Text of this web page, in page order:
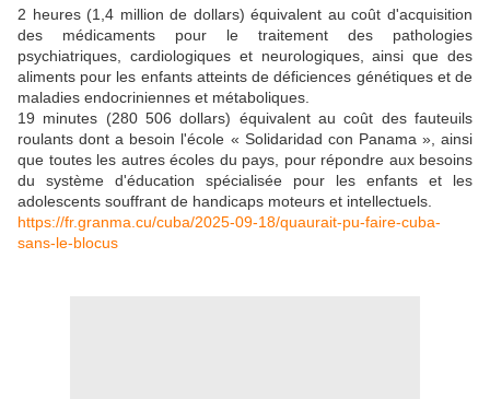
2 heures (1,4 million de dollars) équivalent au coût d'acquisition
des médicaments pour le traitement des pathologies
psychiatriques, cardiologiques et neurologiques, ainsi que des
aliments pour les enfants atteints de déficiences génétiques et de
maladies endocriniennes et métaboliques.
19 minutes (280 506 dollars) équivalent au coût des fauteuils
roulants dont a besoin l'école « Solidaridad con Panama », ainsi
que toutes les autres écoles du pays, pour répondre aux besoins
du système d'éducation spécialisée pour les enfants et les
adolescents souffrant de handicaps moteurs et intellectuels.
https://fr.granma.cu/cuba/2025-09-18/quaurait-pu-faire-cuba-
sans-le-blocus